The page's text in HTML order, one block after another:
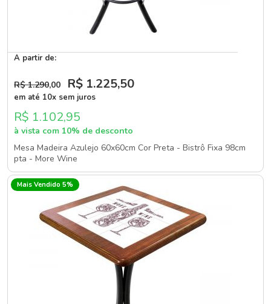
A partir de:
R$ 1.290,00 R$ 1.225,50
em até 10x sem juros
R$ 1.102,95
à vista com 10% de desconto
Mesa Madeira Azulejo 60x60cm Cor Preta - Bistrô Fixa 98cm
pta - More Wine
Mais Vendido 5%